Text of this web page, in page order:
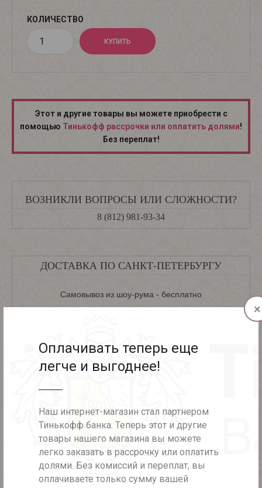
Оплачивать теперь еще
легче и выгоднее!
Наш интернет-магазин стал партнером
Тинькофф банка. Теперь этот и другие
товары нашего магазина вы можете
легко заказать в рассрочку или оплатить
долями. Без комиссий и переплат, вы
оплачиваете только сумму вашей
×
КОЛИЧЕСТВО
Этот и другие товары вы можете приобрести с
помощью Тинькофф рассрочки или оплатить долями!
Без переплат!
ВОЗНИКЛИ ВОПРОСЫ ИЛИ СЛОЖНОСТИ?
8 (812) 981-93-34
ДОСТАВКА ПО САНКТ-ПЕТЕРБУРГУ
Самовывоз из шоу-рума - бесплатно
Доставка курьером за КАД - 600 рублей
бесплатно
При полной предоплате (при заказе менее 2000 рублей) -